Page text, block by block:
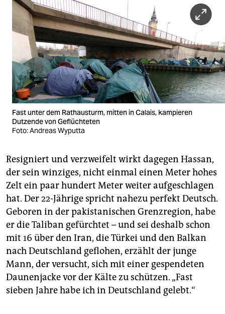
Fast unter dem Rathausturm, mitten in Calais, kampieren
Dutzende von Geflüchteten
Foto: Andreas Wyputta
Resigniert und verzweifelt wirkt dagegen Hassan,
der sein winziges, nicht einmal einen Meter hohes
Zelt ein paar hundert Meter weiter aufgeschlagen
hat. Der 22-Jährige spricht nahezu perfekt Deutsch.
Geboren in der pakistanischen Grenzregion, habe
er die Taliban gefürchtet – und sei deshalb schon
mit 16 über den Iran, die Türkei und den Balkan
nach Deutschland geflohen, erzählt der junge
Mann, der versucht, sich mit einer gespendeten
Daunenjacke vor der Kälte zu schützen. „Fast
sieben Jahre habe ich in Deutschland gelebt.“